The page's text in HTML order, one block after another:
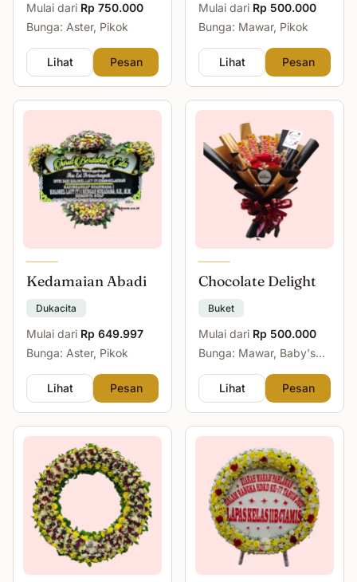
Mulai dari Rp 750.000
Bunga: Aster, Pikok
Lihat Pesan
Mulai dari Rp 500.000
Bunga: Mawar, Pikok
Lihat Pesan
Kedamaian Abadi
Dukacita
Mulai dari Rp 649.997
Bunga: Aster, Pikok
Lihat Pesan
Chocolate Delight
Buket
Mulai dari Rp 500.000
Bunga: Mawar, Baby's
Lihat
Pesan